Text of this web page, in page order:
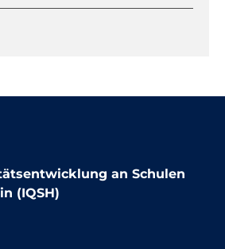
an Schulen
(IQSH)